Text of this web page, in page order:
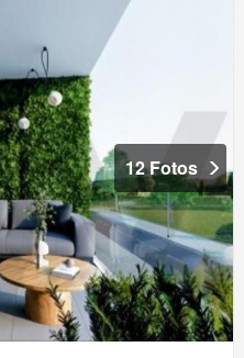
12 Fotos